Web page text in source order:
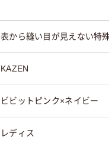
表から縫い目が見えない特
KAZEN
ビビットピンク×ネイビー
レディス